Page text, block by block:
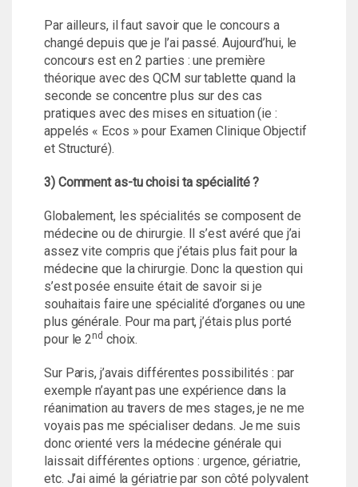
Par ailleurs, il faut savoir que le concours a
changé depuis que je l’ai passé. Aujourd’hui, le
concours est en 2 parties : une première
théorique avec des QCM sur tablette quand la
seconde se concentre plus sur des cas
pratiques avec des mises en situation (ie :
appelés « Ecos » pour Examen Clinique Objectif
et Structuré).
3) Comment as-tu choisi ta spécialité ?
Globalement, les spécialités se composent de
médecine ou de chirurgie. Il s’est avéré que j’ai
assez vite compris que j’étais plus fait pour la
médecine que la chirurgie. Donc la question qui
s’est posée ensuite était de savoir si je
souhaitais faire une spécialité d’organes ou une
plus générale. Pour ma part, j’étais plus porté
pour le 2nd choix.
Sur Paris, j’avais différentes possibilités : par
exemple n’ayant pas une expérience dans la
réanimation au travers de mes stages, je ne me
voyais pas me spécialiser dedans. Je me suis
donc orienté vers la médecine générale qui
laissait différentes options : urgence, gériatrie,
etc. J’ai aimé la gériatrie par son côté polyvalent